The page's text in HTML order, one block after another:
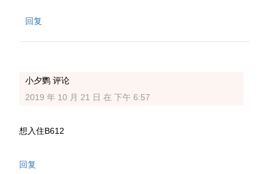
回复
小夕鹦 评论
2019 年 10 月 21 日 在 下午 6:57
想入住B612
回复